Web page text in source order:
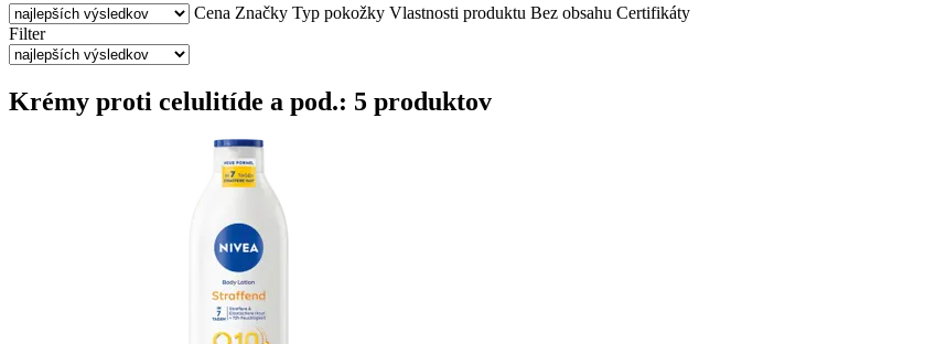
Cena Značky Typ pokožky Vlastnosti produktu Bez obsahu Certifikáty
Filter
Krémy proti celulitíde a pod.: 5 produktov